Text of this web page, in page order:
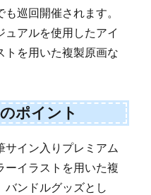
巡回開催されます。
ュアルを使用したアイ
トを用いた複製原画な
ポイント
サイン入りプレミアム
ーイラストを用いた複
バンドルグッズとし